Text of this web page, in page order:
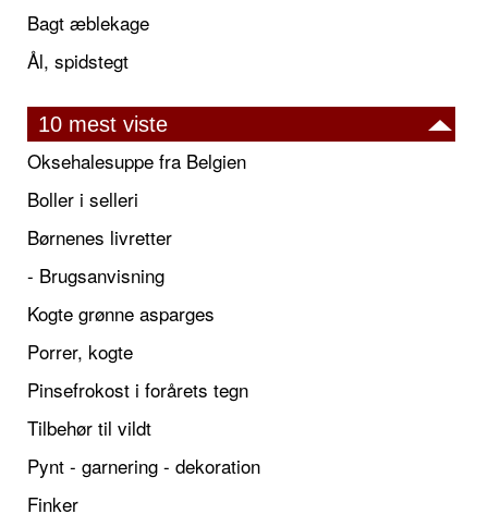
Bagt æblekage
Ål, spidstegt
10 mest viste
Oksehalesuppe fra Belgien
Boller i selleri
Børnenes livretter
- Brugsanvisning
Kogte grønne asparges
Porrer, kogte
Pinsefrokost i forårets tegn
Tilbehør til vildt
Pynt - garnering - dekoration
Finker